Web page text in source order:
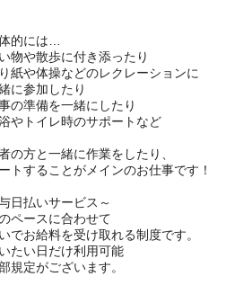
的には…
物や散歩に付き添ったり
り紙や体操などのレクレーションに
に参加したり
の準備を一緒にしたり
浴やトイレ時のサポートなど
の方と一緒に作業をしたり、
トすることがメインのお仕事です！
日払いサービス～
ペースに合わせて
でお給料を受け取れる制度です。
いたい日だけ利用可能
規定がございます。